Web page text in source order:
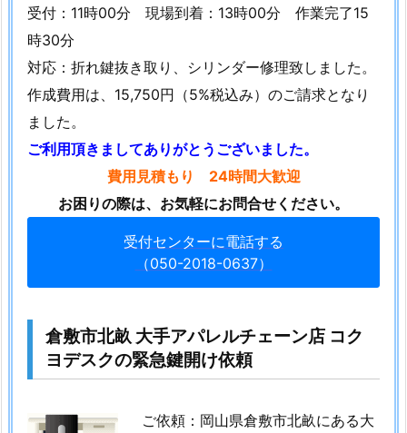
ル
ー
が
な
1.
年
間
無
保
受付：11時00分 現場到着：13時00分 作業完了15
時30分
対応：折れ鍵抜き取り、シリンダー修理致しました。
作成費用は、15,750円（5%税込み）のご請求となり
ました。
ご利用頂きましてありがとうございました。
費用見積もり 24時間大歓迎
お困りの際は、お気軽にお問合せください。
受付センターに電話する
（050-2018-0637）
倉敷市北畝 大手アパレルチェーン店 コク
ヨデスクの緊急鍵開け依頼
ご依頼：岡山県倉敷市北畝にある大